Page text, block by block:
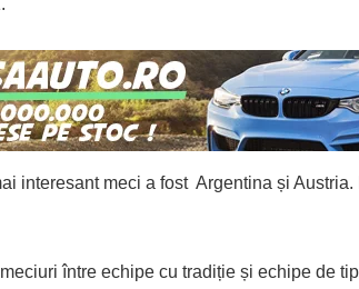
interesant meci a fost Argentina și
între echipe cu tradiție și echipe de